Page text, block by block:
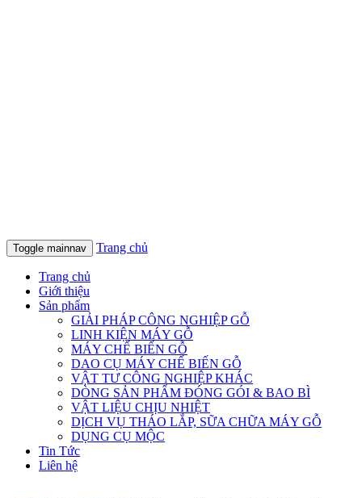
Toggle mainnav Trang chủ
Trang chủ
Giới thiệu
Sản phẩm
GIẢI PHÁP CÔNG NGHIỆP GỖ
LINH KIỆN MÁY GỖ
MÁY CHẾ BIẾN GỖ
DAO CỤ MÁY CHẾ BIẾN GỖ
VẬT TƯ CÔNG NGHIỆP KHÁC
DÒNG SẢN PHẨM ĐÓNG GÓI & BAO BÌ
VẬT LIỆU CHỊU NHIỆT
DỊCH VỤ THÁO LẮP, SỮA CHỮA MÁY GỖ
DỤNG CỤ MỘC
Tin Tức
Liên hệ